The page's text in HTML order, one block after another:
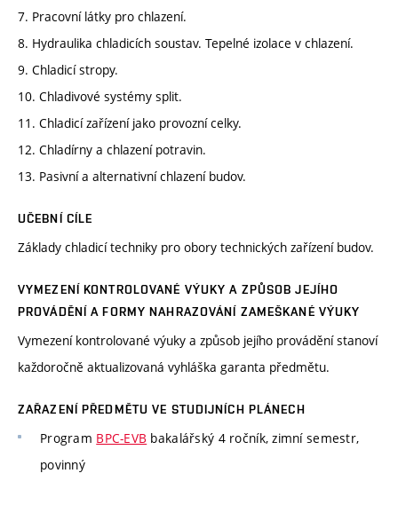
7. Pracovní látky pro chlazení.
8. Hydraulika chladicích soustav. Tepelné izolace v chlazení.
9. Chladicí stropy.
10. Chladivové systémy split.
11. Chladicí zařízení jako provozní celky.
12. Chladírny a chlazení potravin.
13. Pasivní a alternativní chlazení budov.
UČEBNÍ CÍLE
Základy chladicí techniky pro obory technických zařízení budov.
VYMEZENÍ KONTROLOVANÉ VÝUKY A ZPŮSOB JEJÍHO
PROVÁDĚNÍ A FORMY NAHRAZOVÁNÍ ZAMEŠKANÉ VÝUKY
Vymezení kontrolované výuky a způsob jejího provádění stanoví
každoročně aktualizovaná vyhláška garanta předmětu.
ZAŘAZENÍ PŘEDMĚTU VE STUDIJNÍCH PLÁNECH
Program BPC-EVB bakalářský 4 ročník, zimní semestr,
povinný